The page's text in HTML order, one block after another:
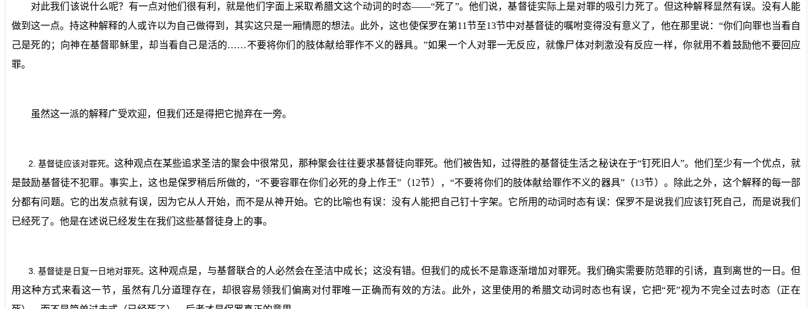
对此我们该说什么呢？有一点对他们很有利，就是他们字面上采取希腊文这个动词的时态——“死了”。他们说，基督徒实际上是对罪的吸引力死了。但这种解释显然有误。没有人能
做到这一点。持这种解释的人或许以为自己做得到，其实这只是一厢情愿的想法。此外，这也使保罗在第11节至13节中对基督徒的嘱咐变得没有意义了，他在那里说：“你们向罪也当看自
己是死的；向神在基督耶稣里，却当看自己是活的……不要将你们的肢体献给罪作不义的器具。”如果一个人对罪一无反应，就像尸体对刺激没有反应一样，你就用不着鼓励他不要回应
罪。
虽然这一派的解释广受欢迎，但我们还是得把它抛弃在一旁。
2.基督徒应该对罪死。这种观点在某些追求圣洁的聚会中很常见，那种聚会往往要求基督徒向罪死。他们被告知，过得胜的基督徒生活之秘诀在于“钉死旧人”。他们至少有一个优点，就
是鼓励基督徒不犯罪。事实上，这也是保罗稍后所做的，“不要容罪在你们必死的身上作王”（12节），“不要将你们的肢体献给罪作不义的器具”（13节）。除此之外，这个解释的每一部
分都有问题。它的出发点就有误，因为它从人开始，而不是从神开始。它的比喻也有误：没有人能把自己钉十字架。它所用的动词时态有误：保罗不是说我们应该钉死自己，而是说我们
已经死了。他是在述说已经发生在我们这些基督徒身上的事。
3.基督徒是日复一日地对罪死。这种观点是，与基督联合的人必然会在圣洁中成长；这没有错。但我们的成长不是靠逐渐增加对罪死。我们确实需要防范罪的引诱，直到离世的一日。但
用这种方式来看这一节，虽然有几分道理存在，却很容易领我们偏离对付罪唯一正确而有效的方法。此外，这里使用的希腊文动词时态也有误，它把“死”视为不完全过去时态（正在